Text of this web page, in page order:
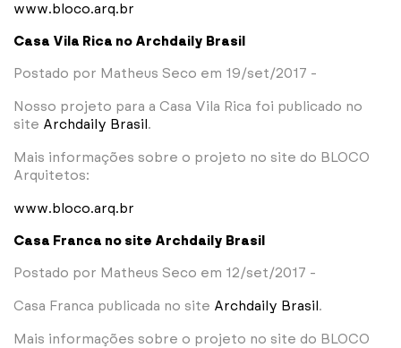
www.bloco.arq.br
Casa Vila Rica no Archdaily Brasil
Postado por Matheus Seco em 19/set/2017 -
Nosso projeto para a Casa Vila Rica foi publicado no
site Archdaily Brasil.
Mais informações sobre o projeto no site do BLOCO
Arquitetos:
www.bloco.arq.br
Casa Franca no site Archdaily Brasil
Postado por Matheus Seco em 12/set/2017 -
Casa Franca publicada no site Archdaily Brasil.
Mais informações sobre o projeto no site do BLOCO